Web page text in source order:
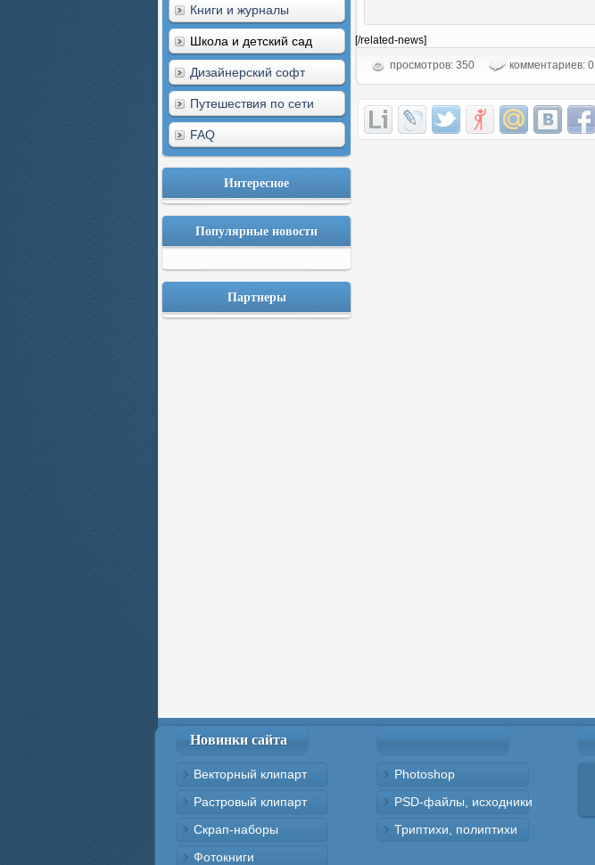
Книги и журналы
Школа и детский сад
Дизайнерский софт
Путешествия по сети
FAQ
Интересное
Популярные новости
Партнеры
[/related-news]
просмотров: 350
комментариев: 0
Новинки сайта
Векторный клипарт
Растровый клипарт
Скрап-наборы
Фотокниги
Photoshop
PSD-файлы, исходники
Триптихи, полиптихи